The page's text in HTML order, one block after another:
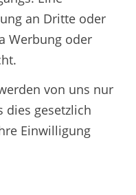
an Dritte oder
Werbung oder
von uns nur
dies gesetzlich
Einwilligung